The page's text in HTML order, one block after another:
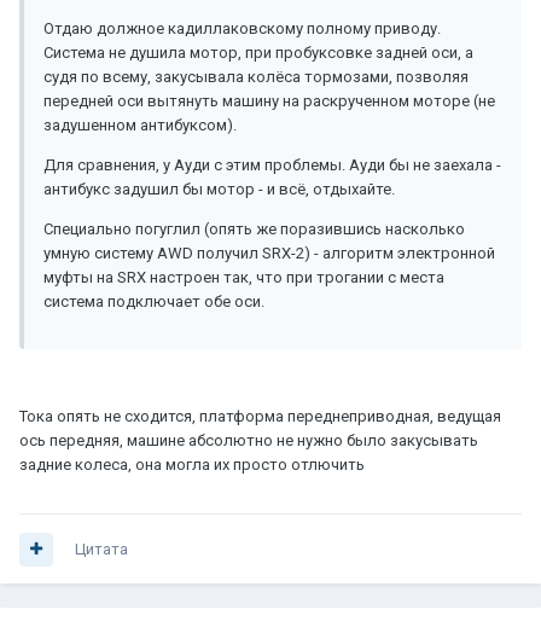
Отдаю должное кадиллаковскому полному приводу.
Система не душила мотор, при пробуксовке задней оси, а
судя по всему, закусывала колёса тормозами, позволяя
передней оси вытянуть машину на раскрученном моторе (не
задушенном антибуксом).
Для сравнения, у Ауди с этим проблемы. Ауди бы не заехала -
антибукс задушил бы мотор - и всё, отдыхайте.
Специально погуглил (опять же поразившись насколько
умную систему AWD получил SRX-2) - алгоритм электронной
муфты на SRX настроен так, что при трогании с места
система подключает обе оси.
Тока опять не сходится, платформа переднеприводная, ведущая
ось передняя, машине абсолютно не нужно было закусывать
задние колеса, она могла их просто отлючить
Цитата